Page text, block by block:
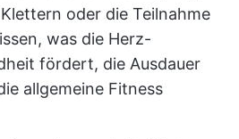
oder die Teilnahme
was die Herz-
fördert, die Ausdauer
allgemeine Fitness